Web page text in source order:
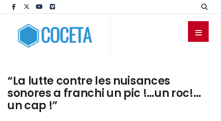
“La lutte contre les nuisances
sonores a franchi un pic !…un roc!…
un cap !”